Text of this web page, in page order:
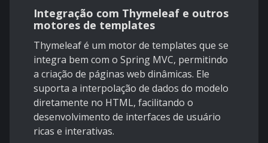
Integração com Thymeleaf e outros
motores de templates
Thymeleaf é um motor de templates que se
integra bem com o Spring MVC, permitindo
a criação de páginas web dinâmicas. Ele
suporta a interpolação de dados do modelo
diretamente no HTML, facilitando o
desenvolvimento de interfaces de usuário
ricas e interativas.